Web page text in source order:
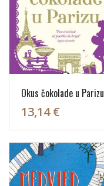
Okus čokolade u Parizu
13,14 €